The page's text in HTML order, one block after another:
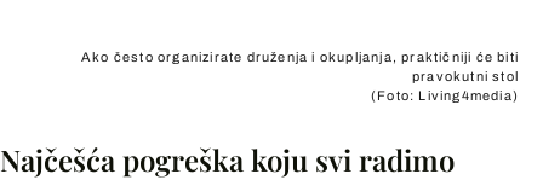
Ako često organizirate druženja i okupljanja, praktičniji će biti
pravokutni stol
(Foto: Living4media)
Najčešća pogreška koju svi radimo